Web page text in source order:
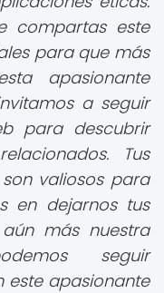
compartas este
para que más
apasionante
a seguir
para descubrir
Tus
valiosos para
en dejarnos tus
más nuestra
seguir
este apasionante